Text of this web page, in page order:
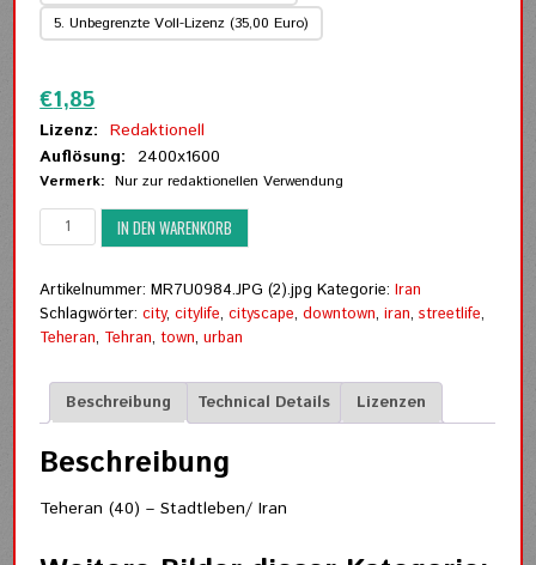
5. Unbegrenzte Voll-Lizenz (35,00 Euro)
€1,85
Lizenz: Redaktionell
Auflösung: 2400x1600
Vermerk: Nur zur redaktionellen Verwendung
Teheran
(40)
Stadtleben
Menge
IN DEN WARENKORB
Artikelnummer:MR7U0984.JPG (2).jpg Kategorie:Iran
Schlagwörter:city,citylife,cityscape,downtown,iran,streetlife,
Teheran, Tehran,town,urban
Beschreibung Technical Details Lizenzen
Beschreibung
Teheran (40) – Stadtleben/ Iran